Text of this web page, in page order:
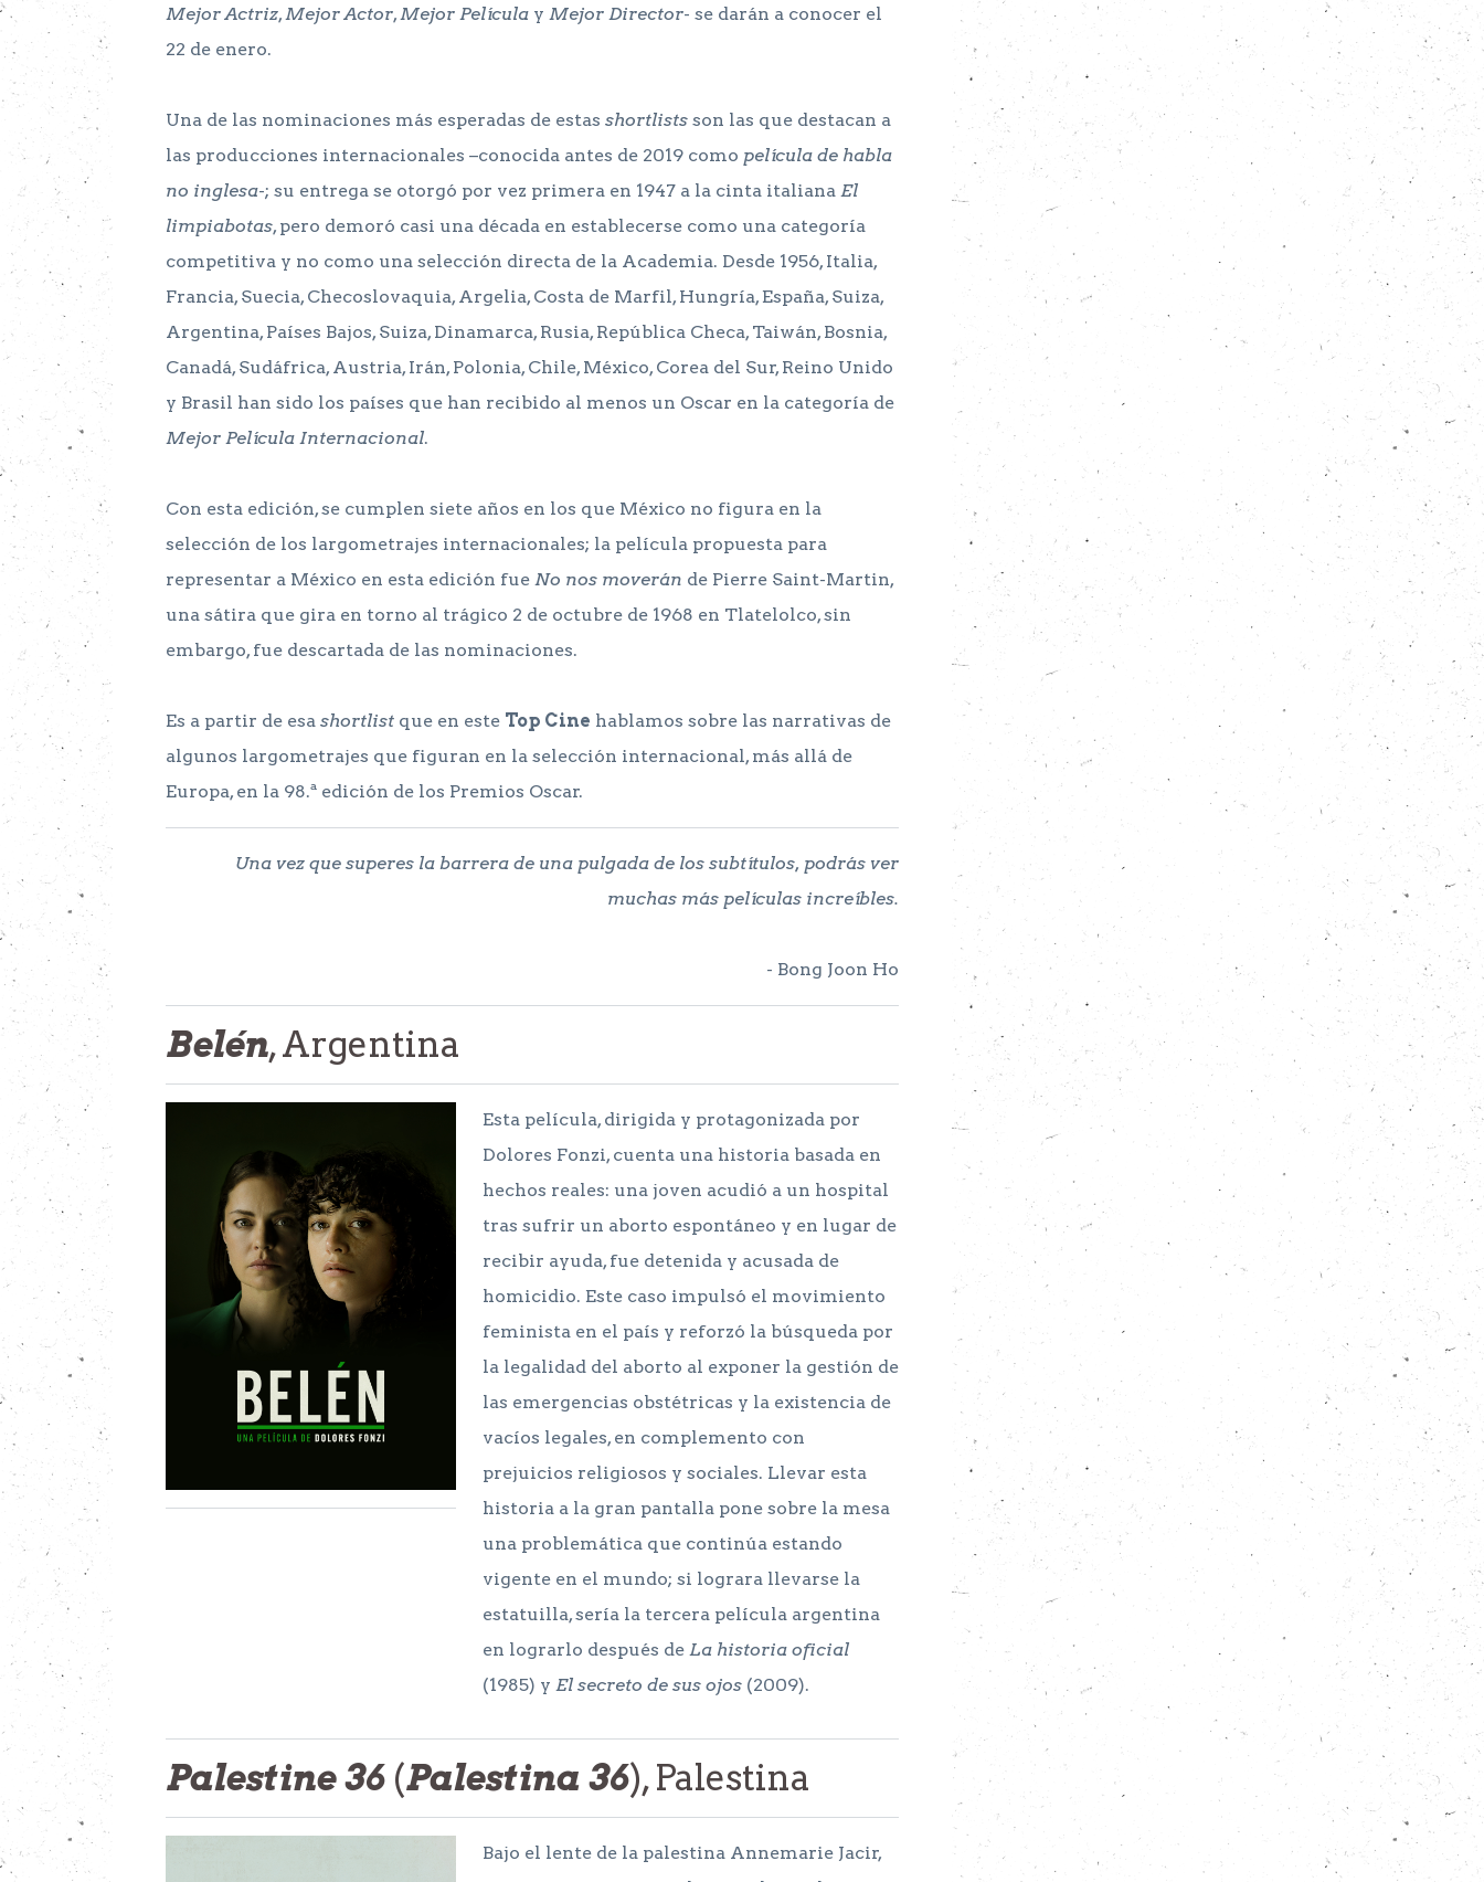
Mejor Actriz,Mejor Actor,Mejor Película y Mejor Director- se darán a conocer el
22 de enero.
Una de las nominaciones más esperadas de estas shortlists son las que destacan a
las producciones internacionales –conocida antes de 2019 como película de habla
no inglesa-; su entrega se otorgó por vez primera en 1947 a la cinta italiana El
limpiabotas, pero demoró casi una década en establecerse como una categoría
competitiva y no como una selección directa de la Academia. Desde 1956, Italia,
Francia, Suecia, Checoslovaquia, Argelia, Costa de Marfil, Hungría, España, Suiza,
Argentina, Países Bajos, Suiza, Dinamarca, Rusia, República Checa, Taiwán, Bosnia,
Canadá, Sudáfrica, Austria, Irán, Polonia, Chile, México, Corea del Sur, Reino Unido
y Brasil han sido los países que han recibido al menos un Oscar en la categoría de
Mejor Película Internacional.
Con esta edición, se cumplen siete años en los que México no figura en la
selección de los largometrajes internacionales; la película propuesta para
representar a México en esta edición fue No nos moverán de Pierre Saint-Martin,
una sátira que gira en torno al trágico 2 de octubre de 1968 en Tlatelolco, sin
embargo, fue descartada de las nominaciones.
Es a partir de esa shortlist que en este Top Cine hablamos sobre las narrativas de
algunos largometrajes que figuran en la selección internacional, más allá de
Europa, en la 98.ª edición de los Premios Oscar.
Una vez que superes la barrera de una pulgada de los subtítulos, podrás ver
muchas más películas increíbles.
- Bong Joon Ho
Belén, Argentina
Esta película, dirigida y protagonizada por
Dolores Fonzi, cuenta una historia basada en
hechos reales: una joven acudió a un hospital
tras sufrir un aborto espontáneo y en lugar de
recibir ayuda, fue detenida y acusada de
homicidio. Este caso impulsó el movimiento
feminista en el país y reforzó la búsqueda por
la legalidad del aborto al exponer la gestión de
las emergencias obstétricas y la existencia de
vacíos legales, en complemento con
prejuicios religiosos y sociales. Llevar esta
historia a la gran pantalla pone sobre la mesa
una problemática que continúa estando
vigente en el mundo; si lograra llevarse la
estatuilla, sería la tercera película argentina
en lograrlo después de La historia oficial
(1985) y El secreto de sus ojos(2009).
Palestine 36 (Palestina 36), Palestina
Bajo el lente de la palestina Annemarie Jacir,